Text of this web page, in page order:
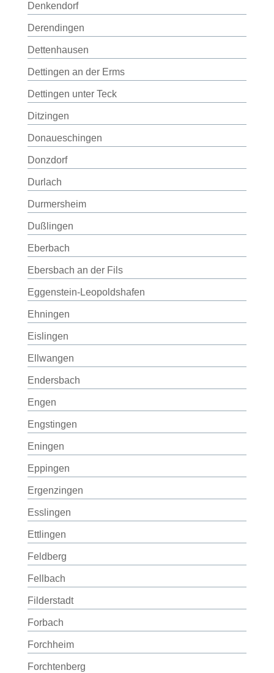
Denkendorf
Derendingen
Dettenhausen
Dettingen an der Erms
Dettingen unter Teck
Ditzingen
Donaueschingen
Donzdorf
Durlach
Durmersheim
Dußlingen
Eberbach
Ebersbach an der Fils
Eggenstein-Leopoldshafen
Ehningen
Eislingen
Ellwangen
Endersbach
Engen
Engstingen
Eningen
Eppingen
Ergenzingen
Esslingen
Ettlingen
Feldberg
Fellbach
Filderstadt
Forbach
Forchheim
Forchtenberg